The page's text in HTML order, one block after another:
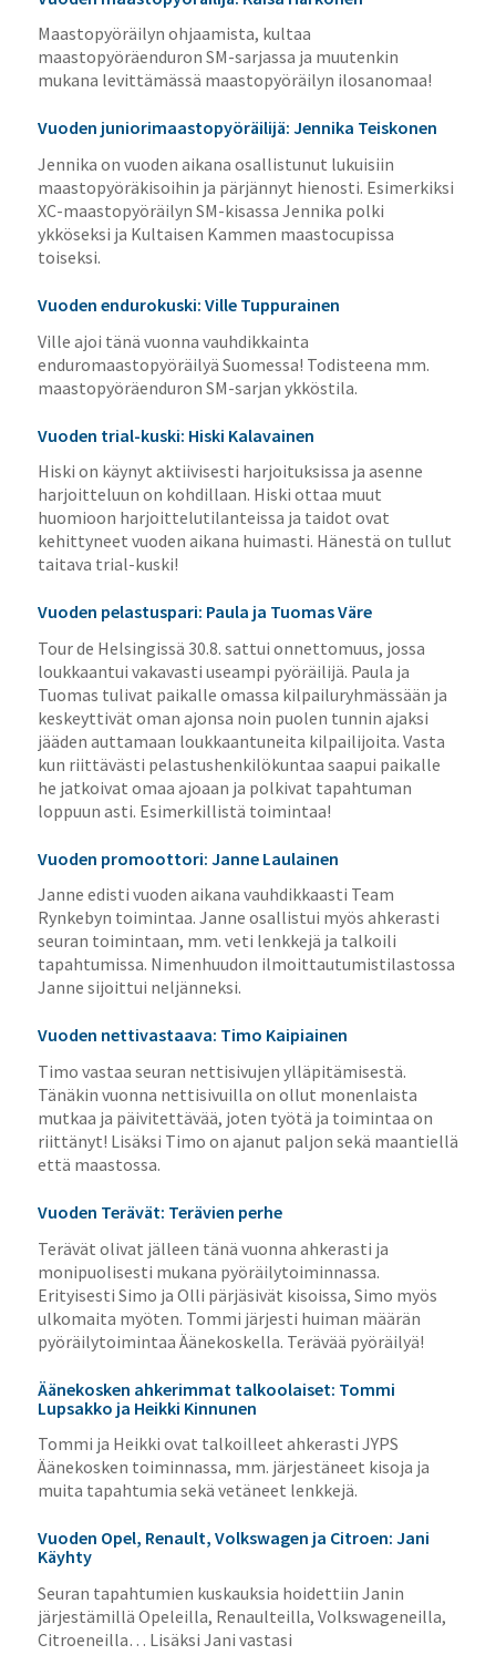
Maastopyöräilyn ohjaamista, kultaa
maastopyöräenduron SM-sarjassa ja muutenkin
mukana levittämässä maastopyöräilyn ilosanomaa!
Vuoden juniorimaastopyöräilijä: Jennika Teiskonen
Jennika on vuoden aikana osallistunut lukuisiin
maastopyöräkisoihin ja pärjännyt hienosti. Esimerkiksi
XC-maastopyöräilyn SM-kisassa Jennika polki
ykköseksi ja Kultaisen Kammen maastocupissa
toiseksi.
Vuoden endurokuski: Ville Tuppurainen
Ville ajoi tänä vuonna vauhdikkainta
enduromaastopyöräilyä Suomessa! Todisteena mm.
maastopyöräenduron SM-sarjan ykköstila.
Vuoden trial-kuski: Hiski Kalavainen
Hiski on käynyt aktiivisesti harjoituksissa ja asenne
harjoitteluun on kohdillaan. Hiski ottaa muut
huomioon harjoittelutilanteissa ja taidot ovat
kehittyneet vuoden aikana huimasti. Hänestä on tullut
taitava trial-kuski!
Vuoden pelastuspari: Paula ja Tuomas Väre
Tour de Helsingissä 30.8. sattui onnettomuus, jossa
loukkaantui vakavasti useampi pyöräilijä. Paula ja
Tuomas tulivat paikalle omassa kilpailuryhmässään ja
keskeyttivät oman ajonsa noin puolen tunnin ajaksi
jääden auttamaan loukkaantuneita kilpailijoita. Vasta
kun riittävästi pelastushenkilökuntaa saapui paikalle
he jatkoivat omaa ajoaan ja polkivat tapahtuman
loppuun asti. Esimerkillistä toimintaa!
Vuoden promoottori: Janne Laulainen
Janne edisti vuoden aikana vauhdikkaasti Team
Rynkebyn toimintaa. Janne osallistui myös ahkerasti
seuran toimintaan, mm. veti lenkkejä ja talkoili
tapahtumissa. Nimenhuudon ilmoittautumistilastossa
Janne sijoittui neljänneksi.
Vuoden nettivastaava: Timo Kaipiainen
Timo vastaa seuran nettisivujen ylläpitämisestä.
Tänäkin vuonna nettisivuilla on ollut monenlaista
mutkaa ja päivitettävää, joten työtä ja toimintaa on
riittänyt! Lisäksi Timo on ajanut paljon sekä maantiellä
että maastossa.
Vuoden Terävät: Terävien perhe
Terävät olivat jälleen tänä vuonna ahkerasti ja
monipuolisesti mukana pyöräilytoiminnassa.
Erityisesti Simo ja Olli pärjäsivät kisoissa, Simo myös
ulkomaita myöten. Tommi järjesti huiman määrän
pyöräilytoimintaa Äänekoskella. Terävää pyöräilyä!
Äänekosken ahkerimmat talkoolaiset: Tommi
Lupsakko ja Heikki Kinnunen
Tommi ja Heikki ovat talkoilleet ahkerasti JYPS
Äänekosken toiminnassa, mm. järjestäneet kisoja ja
muita tapahtumia sekä vetäneet lenkkejä.
Vuoden Opel, Renault, Volkswagen ja Citroen: Jani
Käyhty
Seuran tapahtumien kuskauksia hoidettiin Janin
järjestämillä Opeleilla, Renaulteilla, Volkswageneilla,
Citroeneilla… Lisäksi Jani vastasi